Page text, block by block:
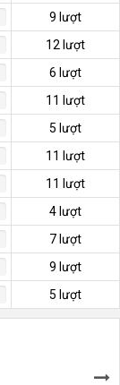
9 lượt
12 lượt
6 lượt
11 lượt
5 lượt
11 lượt
11 lượt
4 lượt
7 lượt
9 lượt
5 lượt